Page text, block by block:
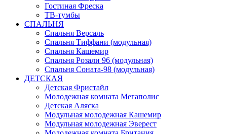
Гостиная Фреска
ТВ-тумбы
СПАЛЬНЯ
Спальня Версаль
Спальня Тиффани (модульная)
Спальня Кашемир
Спальня Розали 96 (модульная)
Спальня Соната-98 (модульная)
ДЕТСКАЯ
Детская Фристайл
Молодежная комната Мегаполис
Детская Аляска
Модульная молодежная Кашемир
Модульная молодежная Эверест